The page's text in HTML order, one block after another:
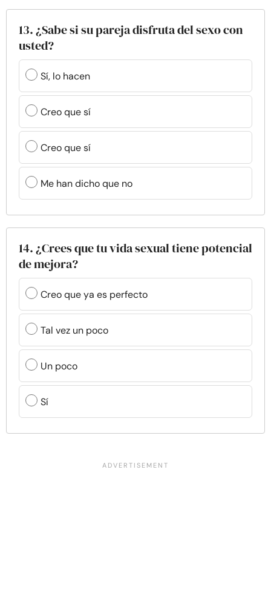
13. ¿Sabe si su pareja disfruta del sexo con
usted?
Sí, lo hacen
Creo que sí
Creo que sí
Me han dicho que no
14. ¿Crees que tu vida sexual tiene potencial
de mejora?
Creo que ya es perfecto
Tal vez un poco
Un poco
Sí